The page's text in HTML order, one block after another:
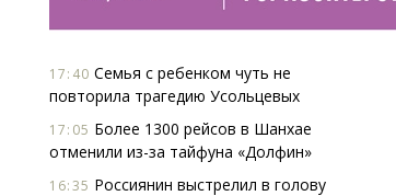
17:40 Семья с ребенком чуть не
повторила трагедию Усольцевых
17:05 Более 1300 рейсов в Шанхае
отменили из-за тайфуна «Долфин»
16:35 Россиянин выстрелил в голову